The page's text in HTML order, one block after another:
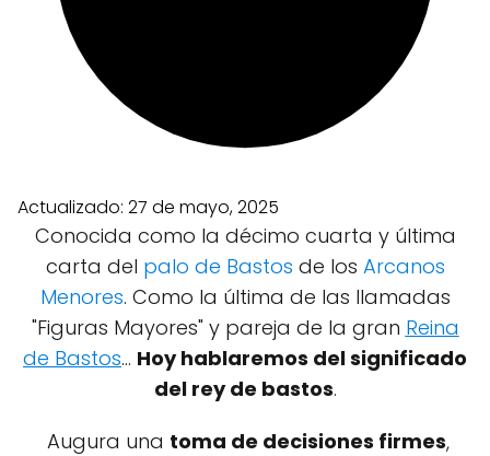
Actualizado: 27 de mayo, 2025
Conocida como la décimo cuarta y última
carta del palo de Bastos de los Arcanos
Menores. Como la última de las llamadas
"Figuras Mayores" y pareja de la gran Reina
de Bastos... Hoy hablaremos del significado
del rey de bastos.
Augura una toma de decisiones firmes,